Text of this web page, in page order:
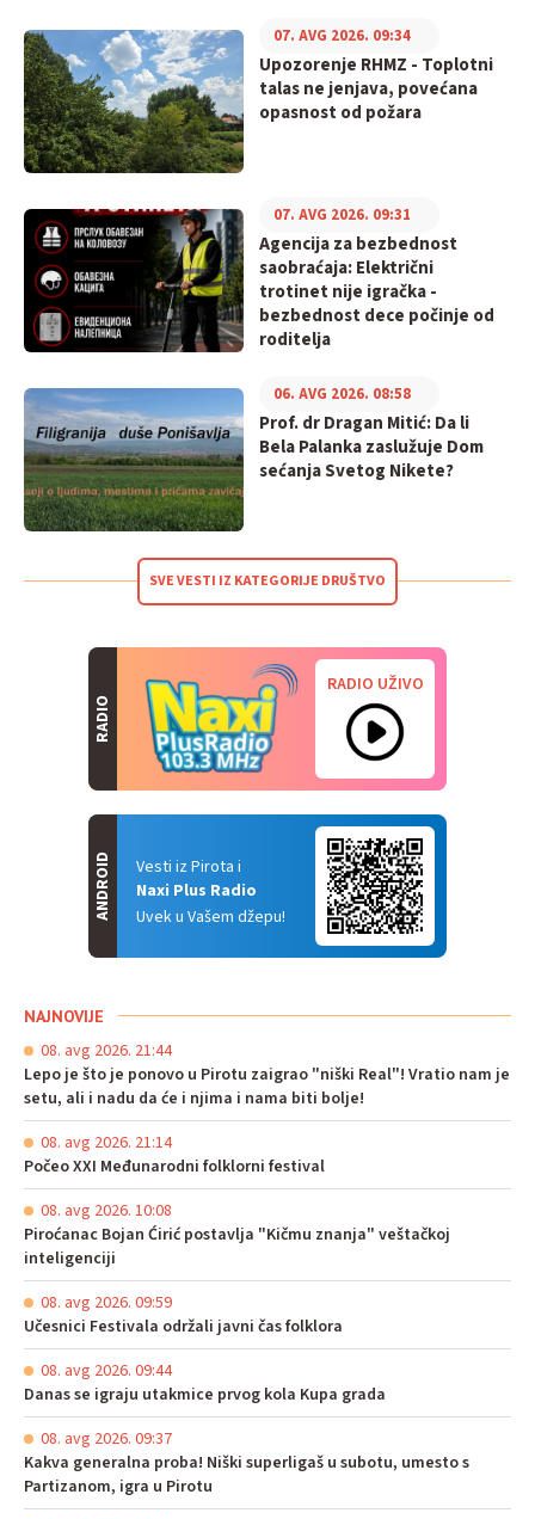
Upozorenje RHMZ - Toplotni
talas ne jenjava, povećana
opasnost od požara
07. AVG 2026. 09:34
Agencija za bezbednost
saobraćaja: Električni
trotinet nije igračka -
bezbednost dece počinje od
roditelja
07. AVG 2026. 09:31
Prof. dr Dragan Mitić: Da li
Bela Palanka zaslužuje Dom
sećanja Svetog Nikete?
06. AVG 2026. 08:58
SVE VESTI IZ KATEGORIJE DRUŠTVO
RADIO
RADIO UŽIVO
Vesti iz Pirota i
Naxi Plus Radio
Uvek u Vašem džepu!
ANDROID
NAJNOVIJE
08. avg 2026. 21:44
Lepo je što je ponovo u Pirotu zaigrao "niški Real"! Vratio nam je
setu, ali i nadu da će i njima i nama biti bolje!
08. avg 2026. 21:14
Počeo XXI Međunarodni folklorni festival
08. avg 2026. 10:08
Piroćanac Bojan Ćirić postavlja "Kičmu znanja" veštačkoj
inteligenciji
08. avg 2026. 09:59
Učesnici Festivala održali javni čas folklora
08. avg 2026. 09:44
Danas se igraju utakmice prvog kola Kupa grada
08. avg 2026. 09:37
Kakva generalna proba! Niški superligaš u subotu, umesto s
Partizanom, igra u Pirotu